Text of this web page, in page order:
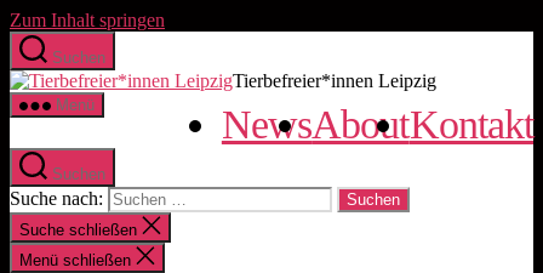
Zum Inhalt springen
Suchen
Tierbefreier*innen Leipzig
Menü NewsAboutKontakt
Suchen
Suche nach:
Suche schließen
Menü schließen